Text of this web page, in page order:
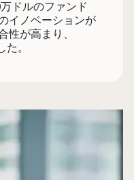
ドルのファンド
イノベーションが
性が高まり、
。